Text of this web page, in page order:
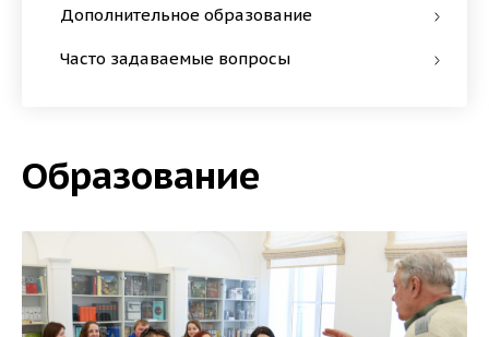
Дополнительное образование
Часто задаваемые вопросы
Образование